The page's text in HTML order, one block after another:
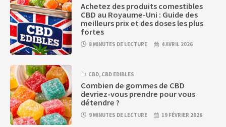
Achetez des produits comestibles
CBD au Royaume-Uni : Guide des
meilleurs prix et des doses les plus
fortes
8 MINUTES DE LECTURE 4 AVRIL 2026
CBD, CBD EDIBLES
Combien de gommes de CBD
devriez-vous prendre pour vous
détendre ?
9 MINUTES DE LECTURE 19 FÉVRIER 2026